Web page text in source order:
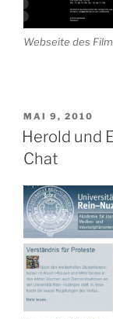
Webseite des
AM
MAI 9, 2010
Herold und
Chat